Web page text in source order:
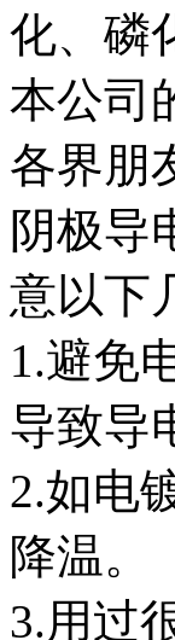
化、磷
本公司
各界朋
阴极导
意以下
1.避免
导致导
2.如电
降温。
3.用过